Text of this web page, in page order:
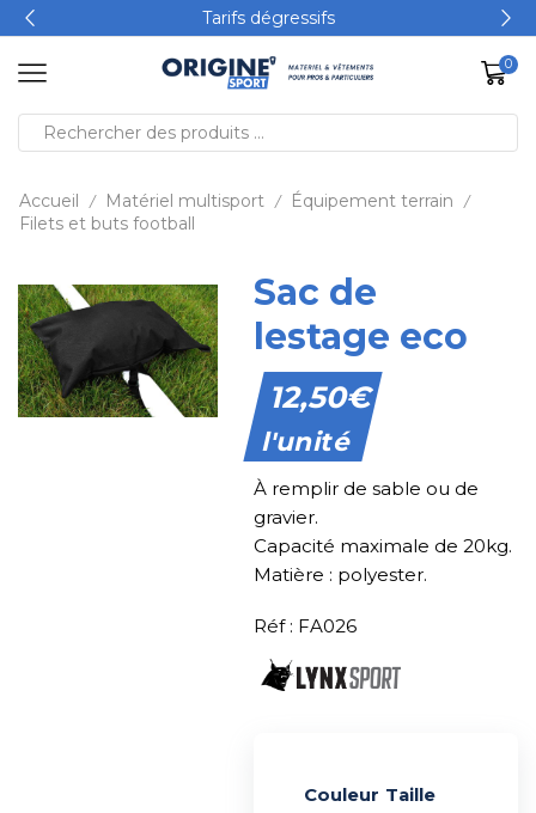
Tarifs dégressifs
0
Accueil / Matériel multisport / Équipement terrain /
Filets et buts football
Sac de
lestage eco
12,50€
l'unité
À remplir de sable ou de
gravier.
Capacité maximale de 20kg.
Matière : polyester.
Réf : FA026
Couleur Taille
Alternative: